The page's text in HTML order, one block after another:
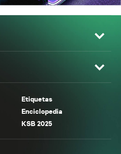
Etiquetas
Enciclopedia
KSB 2025